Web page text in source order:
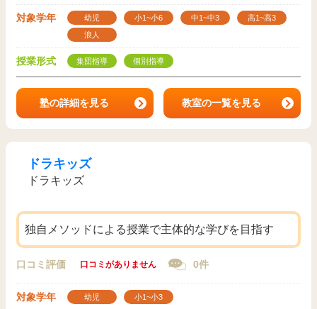
対象学年 幼児 小1~小6 中1~中3
高1~高3
浪人
授業形式 集団指導 個別指導
塾の詳細を見る 教室の一覧を見る
ドラキッズ
ドラキッズ
独自メソッドによる授業で主体的な学びを目指す
口コミ評価 口コミがありません 0件
対象学年 幼児 小1~小3